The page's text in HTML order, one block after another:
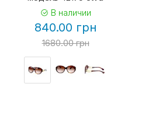
В наличии
840.00 грн
1680.00 грн